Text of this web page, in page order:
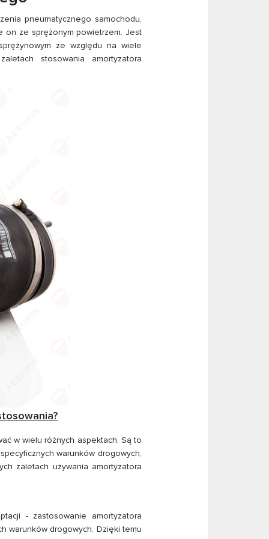
pneumatycznego samochodu,
on ze sprężonym powietrzem. Jest
ze względu na wiele
stosowania amortyzatora
w wielu różnych aspektach. Są to
warunków drogowych,
zaletach używania amortyzatora
- zastosowanie amortyzatora
warunków drogowych. Dzięki temu